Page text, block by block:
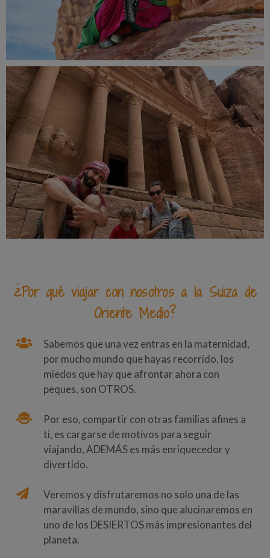
¿Por qué viajar con nosotros a la Suiza de
Oriente Medio?
Sabemos que una vez entras en la maternidad,
por mucho mundo que hayas recorrido, los
miedos que hay que afrontar ahora con
peques, son OTROS.
Por eso, compartir con otras familias afines a
ti, es cargarse de motivos para seguir
viajando, ADEMÁS es más enriquecedor y
divertido.
Veremos y disfrutaremos no solo una de las
maravillas de mundo, sino que alucinaremos en
uno de los DESIERTOS más impresionantes del
planeta.